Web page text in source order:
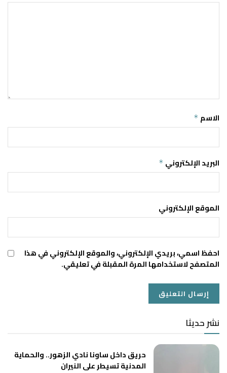
الاسم *
البريد الإلكتروني *
الموقع الإلكتروني
احفظ اسمي، بريدي الإلكتروني، والموقع الإلكتروني في هذا
المتصفح لاستخدامها المرة المقبلة في تعليقي.
نشر حديثا
حريق داخل ساونا نادي الزهور.. والحماية
المدنية تسيطر على النيران